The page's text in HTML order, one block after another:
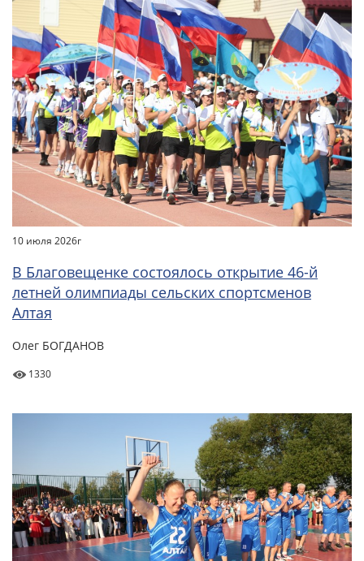
10 июля 2026г
В Благовещенке состоялось открытие 46-й
летней олимпиады сельских спортсменов
Алтая
Олег БОГДАНОВ
1330